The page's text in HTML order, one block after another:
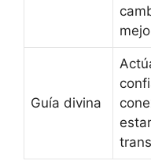
Guía divina